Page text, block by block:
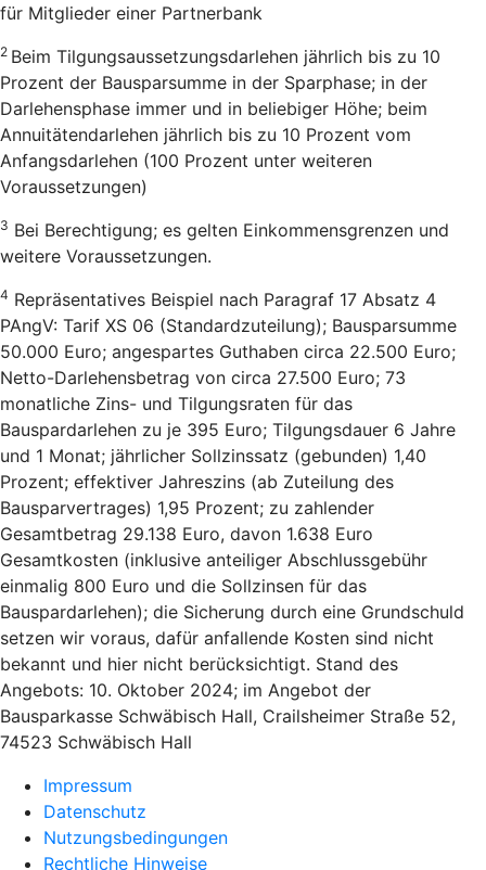
für Mitglieder einer Partnerbank
2 Beim Tilgungsaussetzungsdarlehen jährlich bis zu 10
Prozent der Bausparsumme in der Sparphase; in der
Darlehensphase immer und in beliebiger Höhe; beim
Annuitätendarlehen jährlich bis zu 10 Prozent vom
Anfangsdarlehen (100 Prozent unter weiteren
Voraussetzungen)
3 Bei Berechtigung; es gelten Einkommensgrenzen und
weitere Voraussetzungen.
4 Repräsentatives Beispiel nach Paragraf 17 Absatz 4
PAngV: Tarif XS 06 (Standardzuteilung); Bausparsumme
50.000 Euro; angespartes Guthaben circa 22.500 Euro;
Netto-Darlehensbetrag von circa 27.500 Euro; 73
monatliche Zins- und Tilgungsraten für das
Bauspardarlehen zu je 395 Euro; Tilgungsdauer 6 Jahre
und 1 Monat; jährlicher Sollzinssatz (gebunden) 1,40
Prozent; effektiver Jahreszins (ab Zuteilung des
Bausparvertrages) 1,95 Prozent; zu zahlender
Gesamtbetrag 29.138 Euro, davon 1.638 Euro
Gesamtkosten (inklusive anteiliger Abschlussgebühr
einmalig 800 Euro und die Sollzinsen für das
Bauspardarlehen); die Sicherung durch eine Grundschuld
setzen wir voraus, dafür anfallende Kosten sind nicht
bekannt und hier nicht berücksichtigt. Stand des
Angebots: 10. Oktober 2024; im Angebot der
Bausparkasse Schwäbisch Hall, Crailsheimer Straße 52,
74523 Schwäbisch Hall
Impressum
Datenschutz
Nutzungsbedingungen
Rechtliche Hinweise